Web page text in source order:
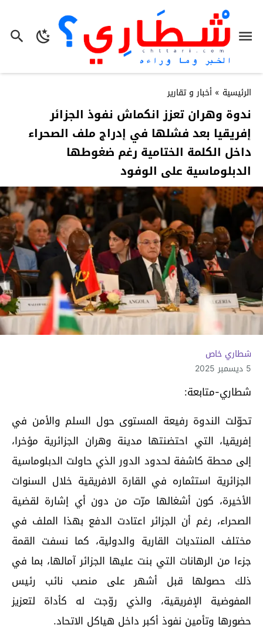
الرئيسية » أخبار و تقارير
ندوة وهران تعزز انكماش نفوذ الجزائر
إفريقيا بعد فشلها في إدراج ملف الصحراء
داخل الكلمة الختامية رغم ضغوطها
الدبلوماسية على الوفود
شطاري خاص
5 ديسمبر 2025
شطاري-متابعة:
تحوّلت الندوة رفيعة المستوى حول السلم والأمن في
إفريقيا، التي احتضنتها مدينة وهران الجزائرية مؤخرا،
إلى محطة كاشفة لحدود الدور الذي حاولت الدبلوماسية
الجزائرية استثماره في القارة الافريقية خلال السنوات
الأخيرة، كون أشغالها مرّت من دون أي إشارة لقضية
الصحراء، رغم أن الجزائر اعتادت الدفع بهذا الملف في
مختلف المنتديات القارية والدولية، كما نسفت القمة
جزءا من الرهانات التي بنت عليها الجزائر آمالها، بما في
ذلك حصولها قبل أشهر على منصب نائب رئيس
المفوضية الإفريقية، والذي روّجت له كأداة لتعزيز
حضورها وتأمين نفوذ أكبر داخل هياكل الاتحاد.